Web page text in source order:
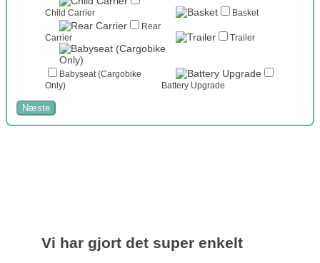
Child Carrier
Basket
Rear
Carrier
Trailer
Babyseat (Cargobike
Only)
Battery Upgrade
Næste
Vi har gjort det super enkelt